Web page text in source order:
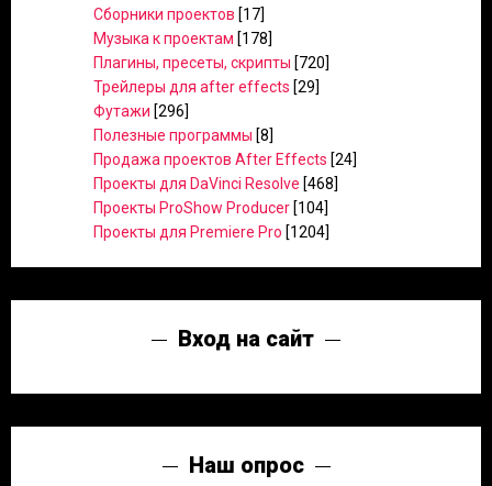
Сборники проектов [17]
Музыка к проектам [178]
Плагины, пресеты, скрипты [720]
Трейлеры для after effects [29]
Футажи [296]
Полезные программы [8]
Продажа проектов After Effects [24]
Проекты для DaVinci Resolve [468]
Проекты ProShow Producer [104]
Проекты для Premiere Pro [1204]
Вход на сайт
Наш опрос